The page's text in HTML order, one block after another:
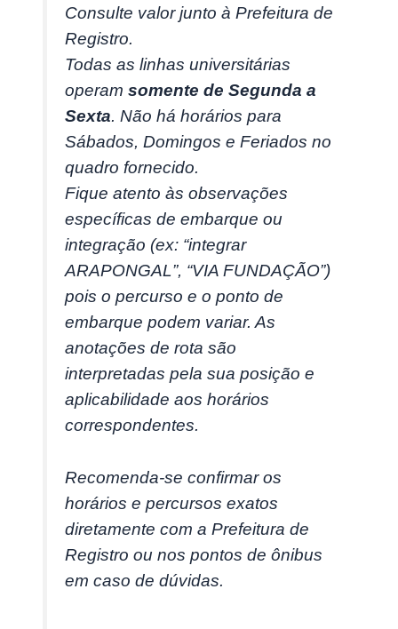
Consulte valor junto à Prefeitura de
Registro.
Todas as linhas universitárias
operamsomente de Segunda a
Sexta. Não há horários para
Sábados, Domingos e Feriados no
quadro fornecido.
Fique atento às observações
específicas de embarque ou
integração (ex: “integrar
ARAPONGAL”, “VIA FUNDAÇÃO”)
pois o percurso e o ponto de
embarque podem variar. As
anotações de rota são
interpretadas pela sua posição e
aplicabilidade aos horários
correspondentes.
Recomenda-se confirmar os
horários e percursos exatos
diretamente com a Prefeitura de
Registro ou nos pontos de ônibus
em caso de dúvidas.